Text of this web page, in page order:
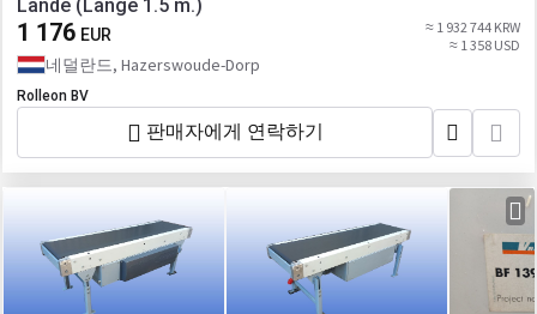
Lande (Länge 1.5 m.)
1 176 EUR
≈ 1 932 744 KRW
≈ 1 358 USD
네덜란드, Hazerswoude-Dorp
Rolleon BV
판매자에게 연락하기